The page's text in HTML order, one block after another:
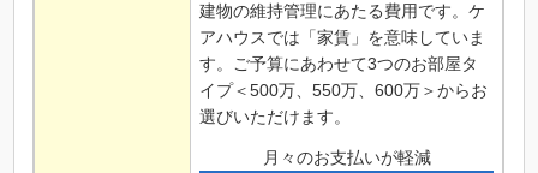
建物の維持管理にあたる費用です。ケ
アハウスでは「家賃」を意味していま
す。ご予算にあわせて3つのお部屋タ
イプ＜500万、550万、600万＞からお
選びいただけます。
月々のお支払いが軽減